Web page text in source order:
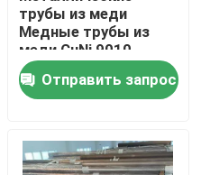
трубы из меди
Медные трубы из
меди CuNi 9010
C71500 / CuNi 70/30
Медь Никель
Бесшовная труба
Отправить запрос